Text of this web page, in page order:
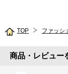
TOP ファッシ
商品・レビュー